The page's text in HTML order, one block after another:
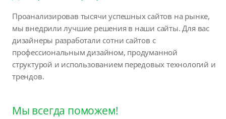
Проанализировав тысячи успешных сайтов на рынке,
мы внедрили лучшие решения в наши сайты. Для вас
дизайнеры разработали сотни сайтов с
профессиональным дизайном, продуманной
структурой и использованием передовых технологий и
трендов.
Мы всегда поможем!